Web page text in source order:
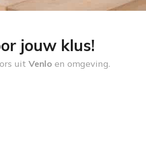
jouw klus!
uit Venlo en omgeving.